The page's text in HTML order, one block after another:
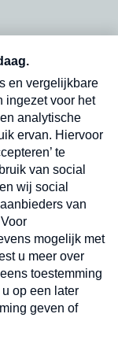
op onze
in
Verzend
onze
in uw